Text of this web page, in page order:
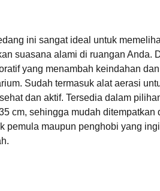
ini sangat ideal untuk
suasana alami di ruangan Anda.
yang menambah keindahan
Sudah termasuk alat aerasi
dan aktif. Tersedia dalam
cm, sehingga mudah ditempatkan
pemula maupun penghobi yang